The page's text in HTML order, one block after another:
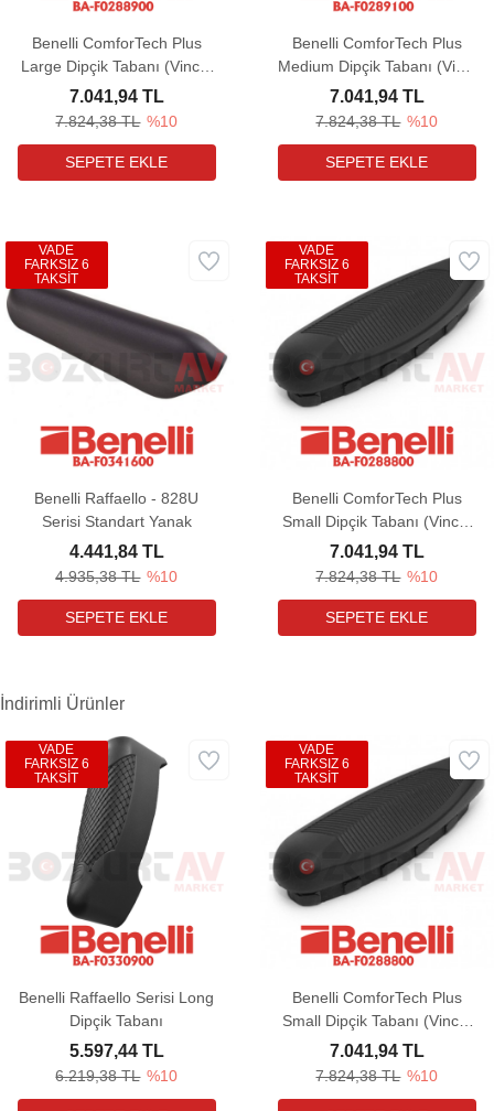
Benelli ComforTech Plus
Large Dipçik Tabanı (Vinci -
Super Vinci)
7.824,38 TL %10
7.041,94 TL
Benelli ComforTech Plus
Medium Dipçik Tabanı (Vinci
- Super Vinci)
7.824,38 TL %10
7.041,94 TL
Benelli Raffaello - 828U
Serisi Standart Yanak
4.935,38 TL %10
4.441,84 TL
VADE
FARKSIZ 6
TAKSİT
Benelli ComforTech Plus
Small Dipçik Tabanı (Vinci -
Super Vinci)
7.824,38 TL %10
7.041,94 TL
VADE
FARKSIZ 6
TAKSİT
İndirimli Ürünler
Benelli Raffaello Serisi Long
Dipçik Tabanı
6.219,38 TL %10
5.597,44 TL
VADE
FARKSIZ 6
TAKSİT
Benelli ComforTech Plus
Small Dipçik Tabanı (Vinci -
Super Vinci)
7.824,38 TL %10
7.041,94 TL
VADE
FARKSIZ 6
TAKSİT